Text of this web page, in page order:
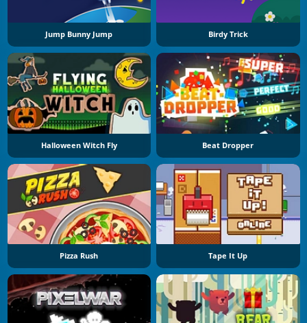
Jump Bunny Jump Birdy Trick
Halloween Witch Fly Beat Dropper
Pizza Rush Tape It Up